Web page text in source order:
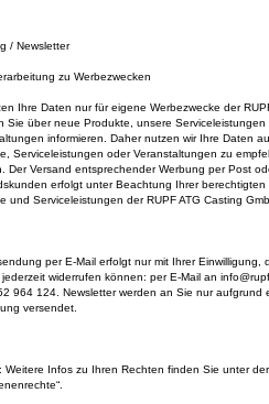
/ Newsletter
zu Werbezwecken
Ihre Daten nur für eigene Werbezwecke der
Sie über neue Produkte, unsere Serviceleistungen
informieren. Daher nutzen wir Ihre Daten
Serviceleistungen oder Veranstaltungen zu
Der Versand entsprechender Werbung per Post
erfolgt unter Beachtung Ihrer berechtigten
und Serviceleistungen der RUPF ATG Casting
per E-Mail erfolgt nur mit Ihrer Einwilligung,
widerrufen können: per E-Mail an
964 124. Newsletter werden an Sie nur aufgrund
versendet.
Weitere Infos zu Ihren Rechten finden Sie unter